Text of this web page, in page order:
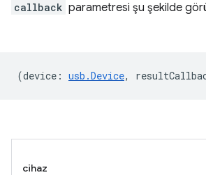
callback parametresi şu şekilde
(device : usb.Device,
cihaz